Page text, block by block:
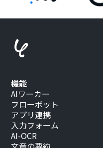
機能
AIワーカー
フローボット
アプリ連携
入力フォーム
AI-OCR